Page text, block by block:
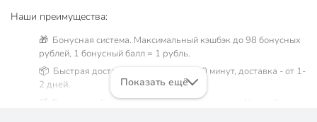
Наши преимущества:
🎁 Бонусная система. Максимальный кэшбэк до 98 бонусных
рублей, 1 бонусный балл = 1 рубль.
📦 Быстрая доставка. Самовывоз от 60 минут, доставка - от 1-
2 дней.
🛒 Бесплатный самовывоз из магазинов города Нижний
Показать ещё